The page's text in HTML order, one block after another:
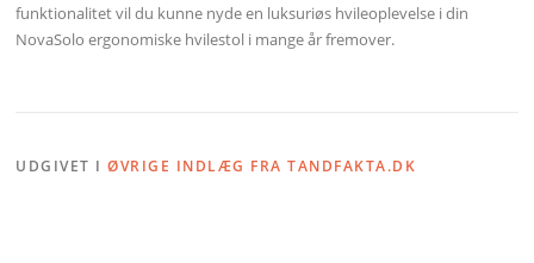
funktionalitet vil du kunne nyde en luksuriøs hvileoplevelse i din
NovaSolo ergonomiske hvilestol i mange år fremover.
UDGIVET IØVRIGE INDLÆG FRA TANDFAKTA.DK